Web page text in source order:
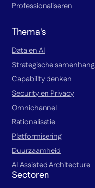
Professionaliseren
Thema's
Data en AI
Strategische samenhang
Capability denken
Security en Privacy
Omnichannel
Rationalisatie
Platformisering
Duurzaamheid
AI Assisted Architecture
Sectoren